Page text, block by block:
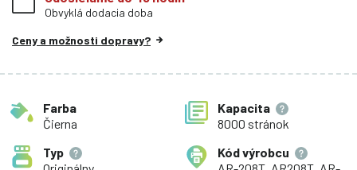
Obvyklá dodacia doba
Ceny a možnosti dopravy?
Farba
Čierna
Kapacita
8000 stránok
Typ
Kód výrobcu